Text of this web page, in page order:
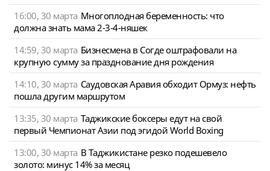
16:00, 30 марта Многоплодная беременность: что
должна знать мама 2-3-4-няшек
14:59, 30 марта Бизнесмена в Согде оштрафовали на
крупную сумму за празднование дня рождения
14:10, 30 марта Саудовская Аравия обходит Ормуз: нефть
пошла другим маршрутом
13:35, 30 марта Таджикские боксеры едут на свой
первый Чемпионат Азии под эгидой World Boxing
13:00, 30 марта В Таджикистане резко подешевело
золото: минус 14% за месяц